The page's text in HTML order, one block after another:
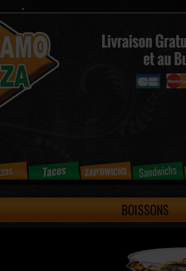
BOISSONS